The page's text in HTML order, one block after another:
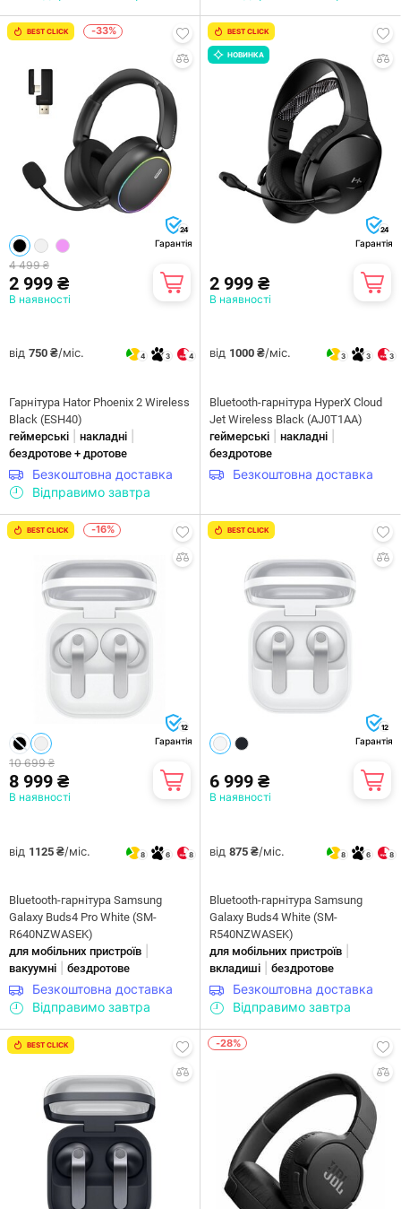
BEST CLICK -33%
24
Гарантія
4 499 ₴
2 999 ₴
В наявності
від 750 ₴/міс. 4 3 4
Гарнiтура Hator Phoenix 2 Wireless
Black (ESH40)
геймерські
накладні
бездротове + дротове
Безкоштовна доставка
Відправимо завтра
BEST CLICK
НОВИНКА
24
Гарантія
2 999 ₴
В наявності
від 1000 ₴/міс. 3 3 3
Bluetooth-гарнітура HyperX Cloud
Jet Wireless Black (AJ0T1AA)
геймерські
накладні
бездротове
Безкоштовна доставка
BEST CLICK -16%
12
Гарантія
10 699 ₴
8 999 ₴
В наявності
від 1125 ₴/міс. 8 6 8
Bluetooth-гарнітура Samsung
Galaxy Buds4 Pro White (SM-
R640NZWASEK)
для мобільних пристроїв
вакуумні бездротове
Безкоштовна доставка
Відправимо завтра
BEST CLICK
12
Гарантія
6 999 ₴
В наявності
від 875 ₴/міс. 8 6 8
Bluetooth-гарнітура Samsung
Galaxy Buds4 White (SM-
R540NZWASEK)
для мобільних пристроїв
вкладиші бездротове
Безкоштовна доставка
Відправимо завтра
BEST CLICK -28%